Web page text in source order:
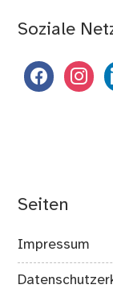
Soziale
facebook
Seiten
Impressum